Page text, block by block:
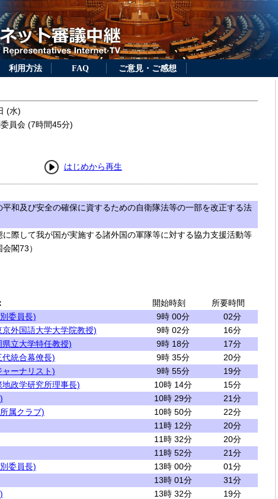
利用方法 FAQ ご意見・ご感想
(水)
員会 (7時間45分)
はじめから再生
和及び安全の確保に資するための自衛隊法等の一部を改正する法
に際して我が国が実施する諸外国の軍隊等に対する協力支援活動等
閣73）
開始時刻
所要時間
委員長)
9時 00分
02分
外国語大学大学院教授)
9時 02分
16分
立大学特任教授)
9時 18分
17分
統合幕僚長)
9時 35分
20分
ーナリスト)
9時 55分
19分
政学研究所理事長)
10時 14分
15分
10時 29分
21分
属クラブ)
10時 50分
22分
11時 12分
20分
11時 32分
20分
11時 52分
21分
委員長)
13時 00分
01分
13時 01分
31分
13時 32分
19分